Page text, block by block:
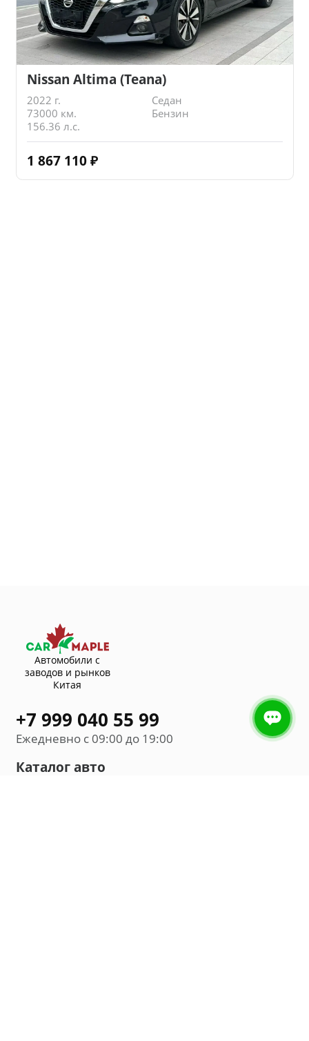
Nissan Altima (Teana)
2022 г.
Седан
73000 км.
Бензин
156.36 л.с.
1 867 110 ₽
Автомобили с
заводов и рынков
Китая
+7 999 040 55 99
Ежедневно с 09:00 до 19:00
Каталог авто